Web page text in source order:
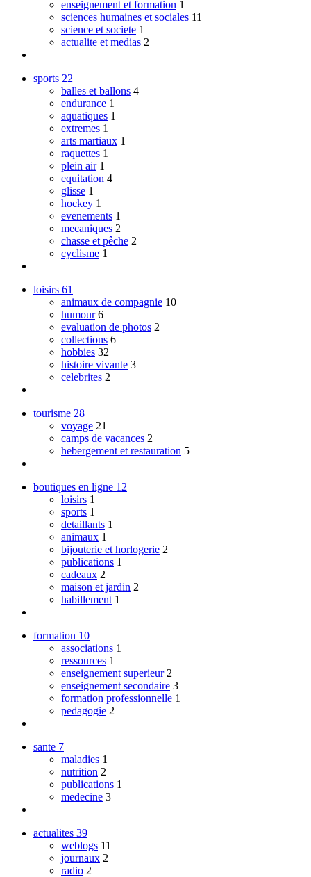
enseignement et formation 1
sciences humaines et sociales 11
science et societe 1
actualite et medias 2
sports 22
balles et ballons 4
endurance 1
aquatiques 1
extremes 1
arts martiaux 1
raquettes 1
plein air 1
equitation 4
glisse 1
hockey 1
evenements 1
mecaniques 2
chasse et pêche 2
cyclisme 1
loisirs 61
animaux de compagnie 10
humour 6
evaluation de photos 2
collections 6
hobbies 32
histoire vivante 3
celebrites 2
tourisme 28
voyage 21
camps de vacances 2
hebergement et restauration 5
boutiques en ligne 12
loisirs 1
sports 1
detaillants 1
animaux 1
bijouterie et horlogerie 2
publications 1
cadeaux 2
maison et jardin 2
habillement 1
formation 10
associations 1
ressources 1
enseignement superieur 2
enseignement secondaire 3
formation professionnelle 1
pedagogie 2
sante 7
maladies 1
nutrition 2
publications 1
medecine 3
actualites 39
weblogs 11
journaux 2
radio 2